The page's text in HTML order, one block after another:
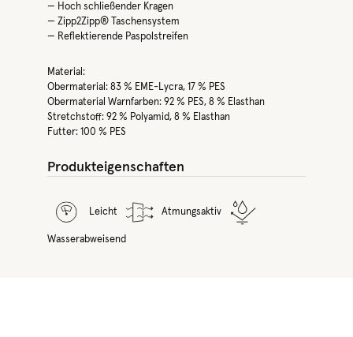
— Hoch schließender Kragen
— Zipp2Zipp® Taschensystem
— Reflektierende Paspolstreifen
Material:
Obermaterial: 83 % EME-Lycra, 17 % PES
Obermaterial Warnfarben: 92 % PES, 8 % Elasthan
Stretchstoff: 92 % Polyamid, 8 % Elasthan
Futter: 100 % PES
Produkteigenschaften
Leicht Atmungsaktiv
Wasserabweisend